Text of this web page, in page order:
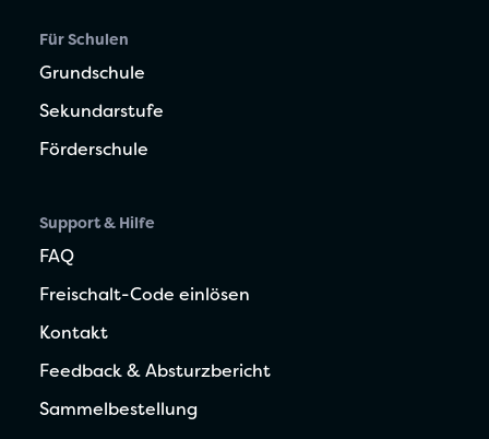
Für Schulen
Grundschule
Sekundarstufe
Förderschule
Support & Hilfe
FAQ
Freischalt-Code einlösen
Kontakt
Feedback & Absturzbericht
Sammelbestellung